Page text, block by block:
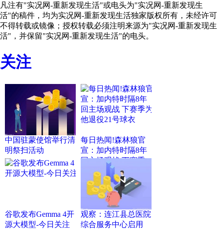
凡注有"实况网-重新发现生活"或电头为"实况网-重新发现生
活"的稿件，均为实况网-重新发现生活独家版权所有，未经许可
不得转载或镜像；授权转载必须注明来源为"实况网-重新发现生
活"，并保留"实况网-重新发现生活"的电头。
关注
中国驻蒙使馆举行清
明祭扫活动
每日热闻!森林狼官
宣：加内特时隔8年
回主场观战 下赛季
为他退役21号球衣
谷歌发布Gemma 4开
源大模型-今日关注
观察：连江县总医院
综合服务中心启用